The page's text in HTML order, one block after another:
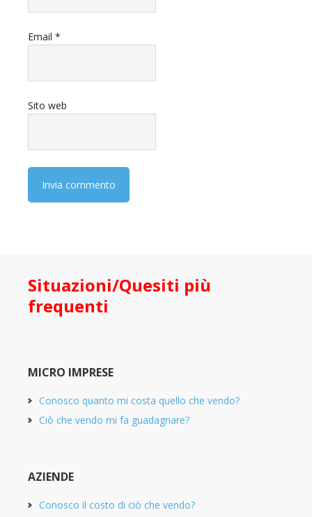
Email *
Sito web
Situazioni/Quesiti più
frequenti
MICRO IMPRESE
Conosco quanto mi costa quello che vendo?
Ciò che vendo mi fa guadagnare?
AZIENDE
Conosco il costo di ciò che vendo?